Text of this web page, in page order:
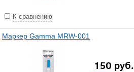
К сравнению
Маркер Gamma MRW-001
150 руб.